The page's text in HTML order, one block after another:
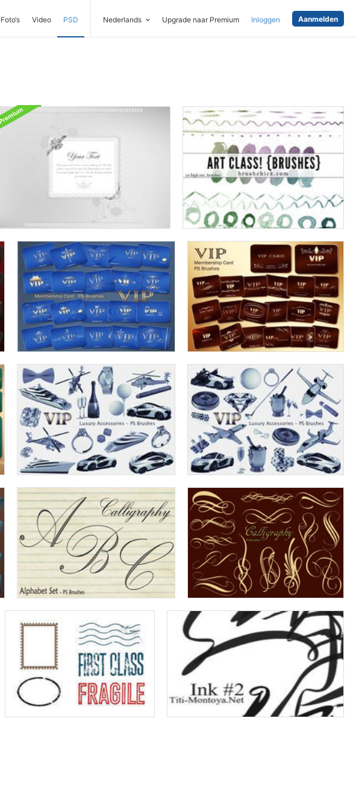
Foto‘s Video PSD Nederlands Upgrade naar Premium Inloggen Aanmelden